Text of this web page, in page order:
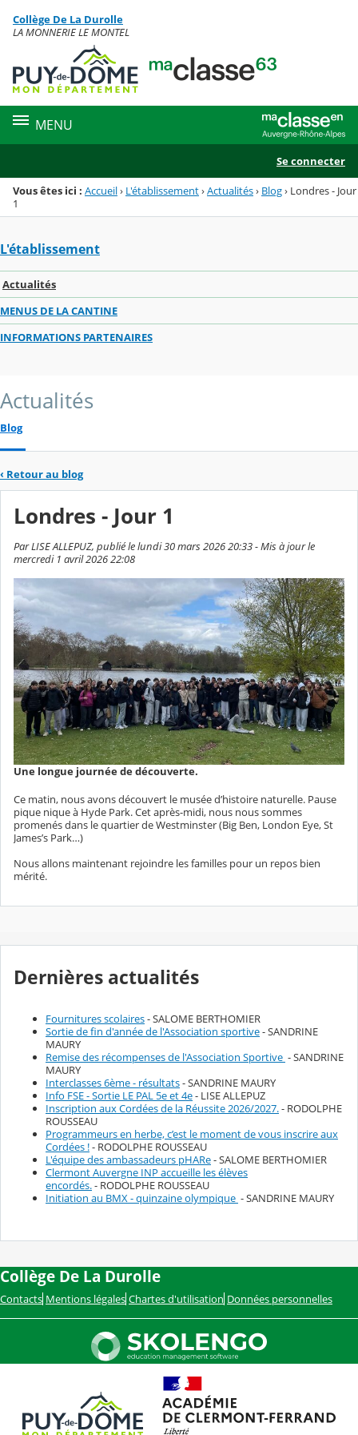
Menu de la rubrique
Contenu
Collège De La Durolle
LA MONNERIE LE MONTEL
MENU
Se connecter
Vous êtes ici : Accueil› L'établissement›Actualités› Blog› Londres - Jour
1
L'établissement
Actualités
MENUS DE LA CANTINE
INFORMATIONS PARTENAIRES
Actualités
Blog
‹ Retour au blog
Londres - Jour 1
Par LISE ALLEPUZ, publié le lundi 30 mars 2026 20:33 - Mis à jour le
mercredi 1 avril 2026 22:08
Une longue journée de découverte.
Ce matin, nous avons découvert le musée d’histoire naturelle. Pause
pique nique à Hyde Park. Cet après-midi, nous nous sommes
promenés dans le quartier de Westminster (Big Ben, London Eye, St
James’s Park…)
Nous allons maintenant rejoindre les familles pour un repos bien
mérité.
Dernières actualités
Fournitures scolaires- SALOME BERTHOMIER
Sortie de fin d'année de l'Association sportive- SANDRINE
MAURY
Remise des récompenses de l'Association Sportive - SANDRINE
MAURY
Interclasses 6ème - résultats- SANDRINE MAURY
Info FSE - Sortie LE PAL 5e et 4e- LISE ALLEPUZ
Inscription aux Cordées de la Réussite 2026/2027.- RODOLPHE
ROUSSEAU
Programmeurs en herbe, c’est le moment de vous inscrire aux
Cordées !- RODOLPHE ROUSSEAU
L'équipe des ambassadeurs pHARe- SALOME BERTHOMIER
Clermont Auvergne INP accueille les élèves
encordés.- RODOLPHE ROUSSEAU
Initiation au BMX - quinzaine olympique - SANDRINE MAURY
Collège De La Durolle
Contacts Mentions légales Chartes d'utilisation Données personnelles